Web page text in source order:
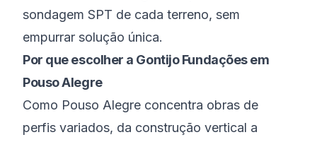
sondagem SPT de cada terreno, sem
empurrar solução única.
Por que escolher a Gontijo Fundações em
Pouso Alegre
Como Pouso Alegre concentra obras de
perfis variados, da construção vertical a